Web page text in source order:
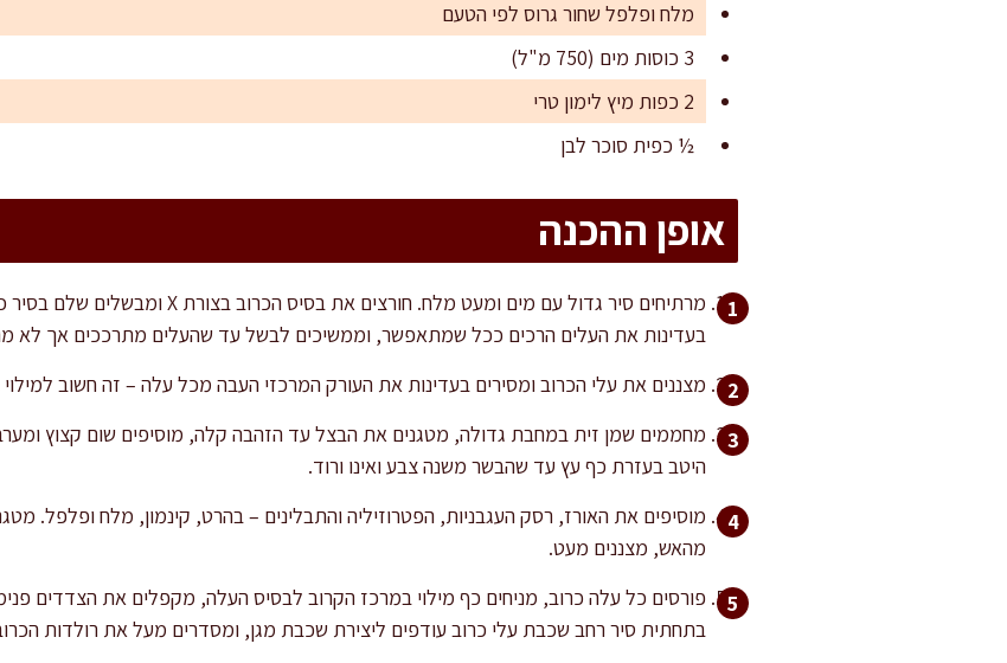
מלח ופלפל שחור גרוס לפי הטעם
3 כוסות מים (750 מ"ל)
2 כפות מיץ לימון טרי
½ כפית סוכר לבן
אופן ההכנה
בעדינות את העלים הרכים ככל שמתאפשר, וממשיכים לבשל עד שהעלים מתרככים אך לא
מצננים את עלי הכרוב ומסירים בעדינות את העורק המרכזי העבה מכל עלה – זה חשוב למילוי
מחממים שמן זית במחבת גדולה, מטגנים את הבצל עד הזהבה קלה, מוסיפים שום קצוץ
היטב בעזרת כף עץ עד שהבשר משנה צבע ואינו ורוד.
מהאש, מצננים מעט.
פורסים כל עלה כרוב, מניחים כף מילוי במרכז הקרוב לבסיס העלה, מקפלים את הצדדים
בתחתית סיר רחב שכבת עלי כרוב עודפים ליצירת שכבת מגן, ומסדרים מעל את רולדות הכרוב בצפיפות קלה